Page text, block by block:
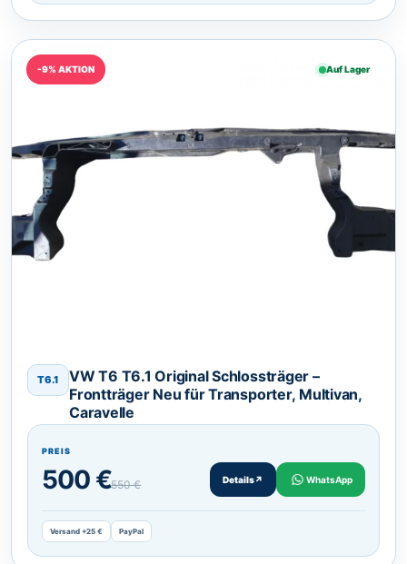
-9% AKTION Auf Lager
T6.1
VW T6 T6.1 Original Schlossträger –
Frontträger Neu für Transporter, Multivan,
Caravelle
PREIS
500 €550 € Details↗ WhatsApp
Versand +25 € PayPal